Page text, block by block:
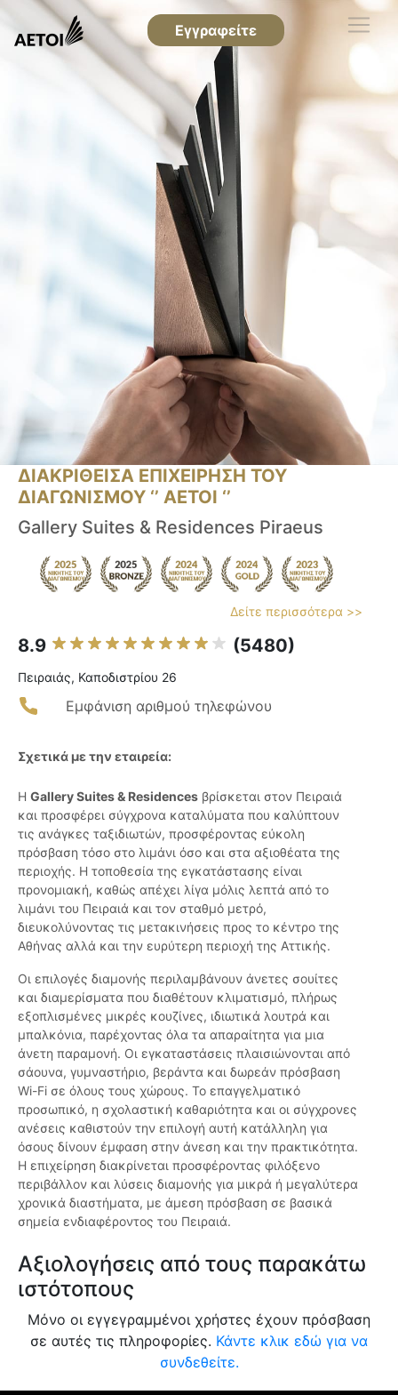
Εγγραφείτε
ΔΙΑΚΡΙΘΕΙΣΑ ΕΠΙΧΕΙΡΗΣΗ ΤΟΥ
ΔΙΑΓΩΝΙΣΜΟΥ ‘’ ΑΕΤΟΙ ‘’
Gallery Suites & Residences Piraeus
Δείτε περισσότερα >>
8.9 (5480)
Πειραιάς, Καποδιστρίου 26
Εμφάνιση αριθμού τηλεφώνου
Σχετικά με την εταιρεία:
Η Gallery Suites & Residences βρίσκεται στον Πειραιά
και προσφέρει σύγχρονα καταλύματα που καλύπτουν
τις ανάγκες ταξιδιωτών, προσφέροντας εύκολη
πρόσβαση τόσο στο λιμάνι όσο και στα αξιοθέατα της
περιοχής. Η τοποθεσία της εγκατάστασης είναι
προνομιακή, καθώς απέχει λίγα μόλις λεπτά από το
λιμάνι του Πειραιά και τον σταθμό μετρό,
διευκολύνοντας τις μετακινήσεις προς το κέντρο της
Αθήνας αλλά και την ευρύτερη περιοχή της Αττικής.
Οι επιλογές διαμονής περιλαμβάνουν άνετες σουίτες
και διαμερίσματα που διαθέτουν κλιματισμό, πλήρως
εξοπλισμένες μικρές κουζίνες, ιδιωτικά λουτρά και
μπαλκόνια, παρέχοντας όλα τα απαραίτητα για μια
άνετη παραμονή. Οι εγκαταστάσεις πλαισιώνονται από
σάουνα, γυμναστήριο, βεράντα και δωρεάν πρόσβαση
Wi-Fi σε όλους τους χώρους. Το επαγγελματικό
προσωπικό, η σχολαστική καθαριότητα και οι σύγχρονες
ανέσεις καθιστούν την επιλογή αυτή κατάλληλη για
όσους δίνουν έμφαση στην άνεση και την πρακτικότητα.
Η επιχείρηση διακρίνεται προσφέροντας φιλόξενο
περιβάλλον και λύσεις διαμονής για μικρά ή μεγαλύτερα
χρονικά διαστήματα, με άμεση πρόσβαση σε βασικά
σημεία ενδιαφέροντος του Πειραιά.
Αξιολογήσεις από τους παρακάτω
ιστότοπους
Μόνο οι εγγεγραμμένοι χρήστες έχουν πρόσβαση
σε αυτές τις πληροφορίες. Κάντε κλικ εδώ για να
συνδεθείτε.